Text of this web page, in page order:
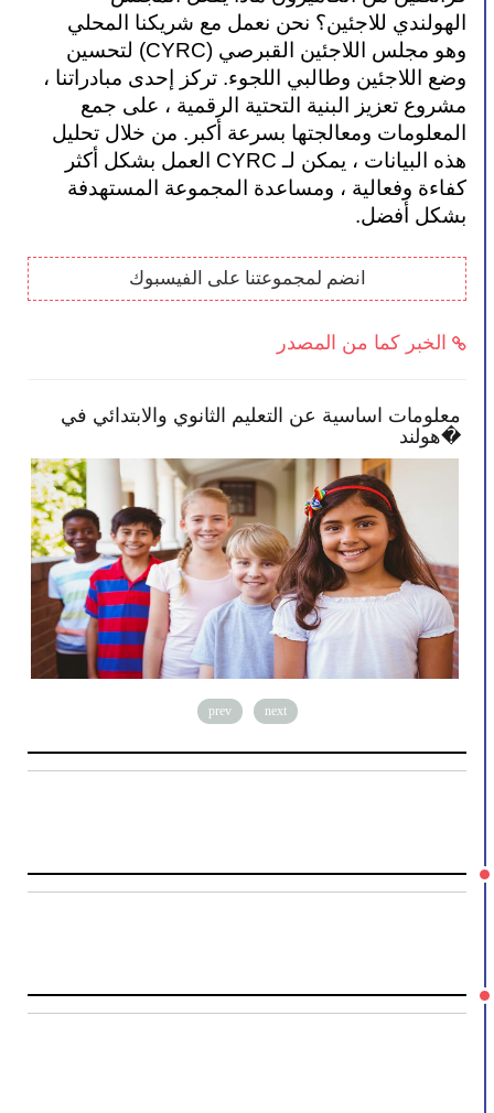
بشكل أفضل.
انضم لمجموعتنا على الفيسبوك
الخبر كما من المصدر
معلومات اساسية عن التعليم الثانوي والابتدائي في
هولند�
prev next